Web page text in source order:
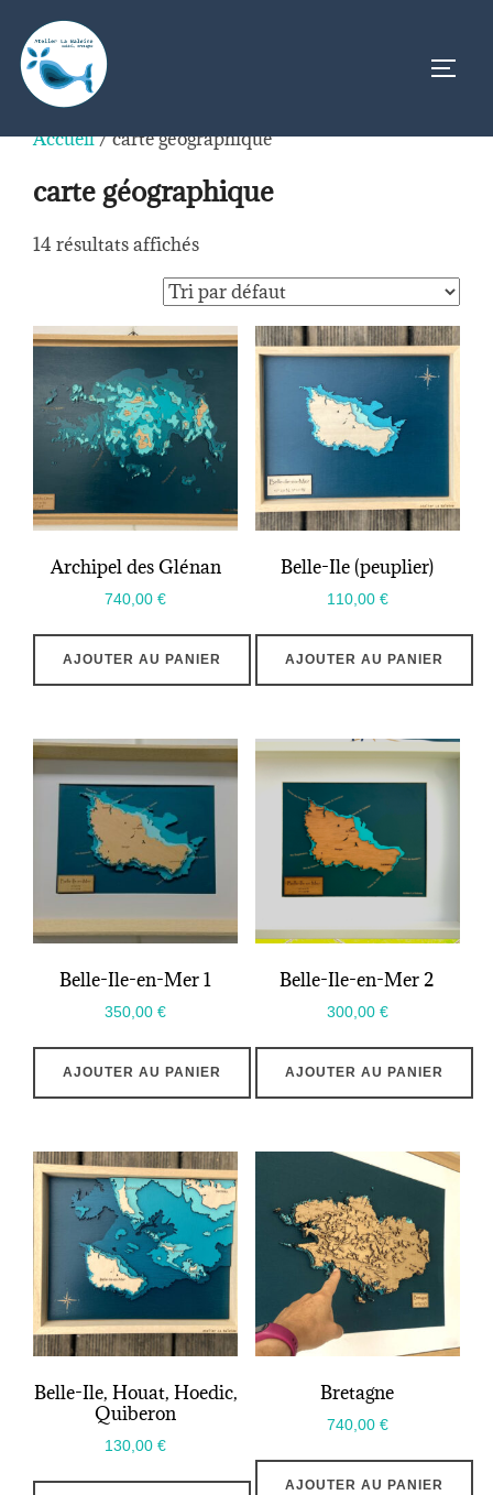
contenu
Accueil/ carte géographique
carte géographique
14 résultats affichés
Archipel des Glénan
740,00€
AJOUTER AU PANIER
Belle-Ile (peuplier)
110,00 €
AJOUTER AU PANIER
Belle-Ile-en-Mer 1
350,00€
AJOUTER AU PANIER
Belle-Ile-en-Mer 2
300,00 €
AJOUTER AU PANIER
Belle-Ile, Houat, Hoedic,
Quiberon
130,00€
Bretagne
740,00 €
AJOUTER AU PANIER